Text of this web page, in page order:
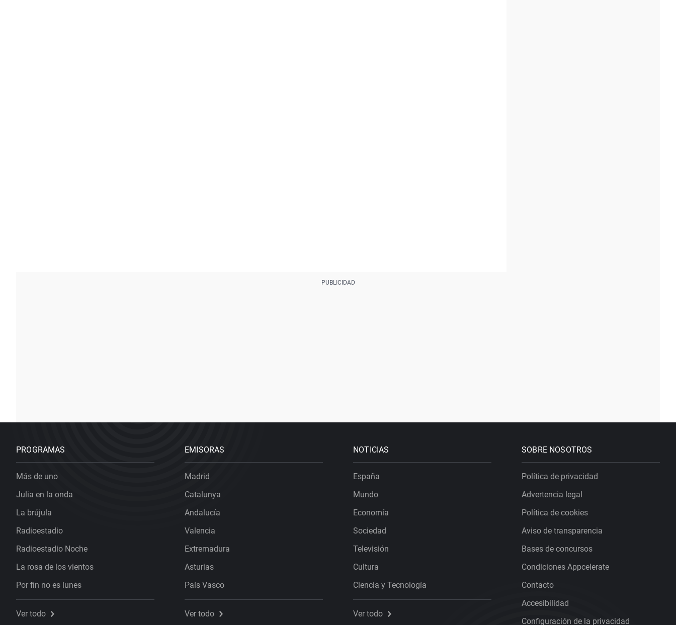
PROGRAMAS
Más de uno
Julia en la onda
La brújula
Radioestadio
Radioestadio Noche
La rosa de los vientos
Por fin no es lunes
Ver todo
EMISORAS
Madrid
Catalunya
Andalucía
Valencia
Extremadura
Asturias
País Vasco
Ver todo
NOTICIAS
España
Mundo
Economía
Sociedad
Televisión
Cultura
Ciencia y Tecnología
Ver todo
SOBRE NOSOTROS
Política de privacidad
Advertencia legal
Política de cookies
Aviso de transparencia
Bases de concursos
Condiciones Appcelerate
Contacto
Accesibilidad
Configuración de la privacidad